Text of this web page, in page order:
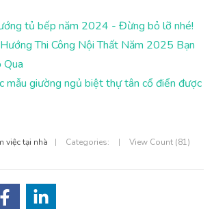
tủ bếp năm 2024 - Đừng bỏ lỡ nhé!
Thi Công Nội Thất Năm 2025 Bạn
Qua
mẫu giường ngủ biệt thự tân cổ điển được
việc tại nhà | Categories: |
View Count (81)